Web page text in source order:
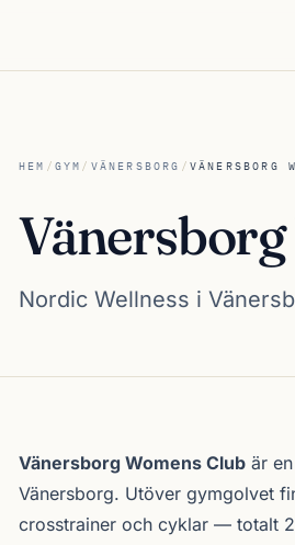
HEM / GYM / VÄNERSBORG / VÄNERSBORG
Nordic Wellness i
Om Vänersborg Womens Club
Vänersborg Womens Club är
Vänersborg. Utöver gymgolvet
crosstrainer och cyklar — totalt